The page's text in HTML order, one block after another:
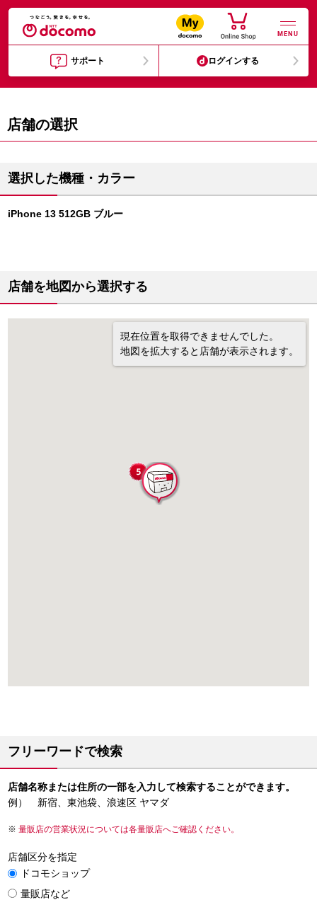
MENU
サポート ログインする
店舗の選択
選択した機種・カラー
iPhone 13 512GB ブルー
店舗を地図から選択する
現在位置を取得できませんでした。
地図を拡大すると店舗が表示されます。
フリーワードで検索
店舗名称または住所の一部を入力して検索することができます。
例） 新宿、東池袋、浪速区 ヤマダ
量販店の営業状況については各量販店へご確認ください。
店舗区分を指定
ドコモショップ
量販店など